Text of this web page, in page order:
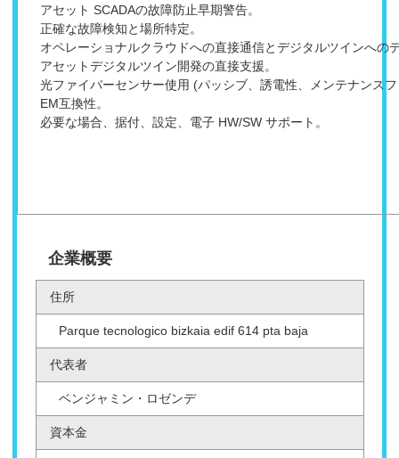
アセット SCADAの故障防止早期警告。
正確な故障検知と場所特定。
オペレーショナルクラウドへの直接通信とデジタルツインへの
アセットデジタルツイン開発の直接支援。
光ファイバーセンサー使用 (パッシブ、誘電性、メンテナンス
EM互換性。
必要な場合、据付、設定、電子 HW/SW サポート。
企業概要
住所
Parque tecnologico bizkaia edif 614 pta baja
代表者
ベンジャミン・ロゼンデ
資本金